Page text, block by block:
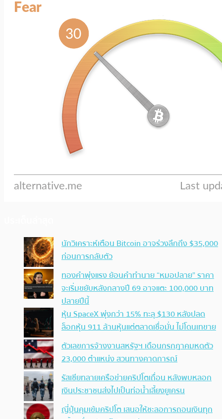
นักวิเคราะห์เตือน Bitcoin อาจร่วงลึกถึง $35,000
ก่อนการกลับตัว
ทองคำพุ่งแรง ย้อนคำทำนาย “หมอปลาย” ราคา
จะเริ่มขยับหลังกลางปี 69 อาจแตะ 100,000 บาท
ปลายปีนี้
หุ้น SpaceX พุ่งกว่า 15% ทะลุ $130 หลังปลด
ล็อกหุ้น 911 ล้านหุ้นแต่ตลาดเชื่อมั่น ไม่โดนเทขาย
ตัวเลขการจ้างงานสหรัฐฯ เดือนกรกฎาคมหดตัว
23,000 ตำแหน่ง สวนทางคาดการณ์
รัสเซียทลายเครือข่ายคริปโตเถื่อน หลังพบหลอก
เงินประชาชนส่งไปเป็นท่อน้ำเลี้ยงยูเครน
ญี่ปุ่นคุมเข้มคริปโต เสนอให้ชะลอการถอนเงินทุก